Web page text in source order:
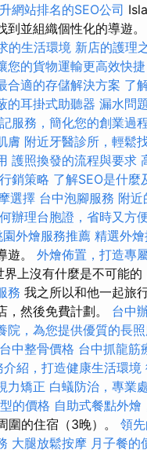
網站排名的SEO公司
並組織個性化的導遊
的生活環境 新店的護理
您的貨物運輸更高效快捷
合適的存儲解決方案 了
的耳掛式助聽器 漏水問
服務，簡化您的創業過
膚 附近牙醫診所，輕鬆
護照換發的流程與要求
銷策略 了解SEO是什麼
選擇 台中泡腳服務 附近
辦理台胞證，省時又方
園外燴服務推薦 精選外
遊。 外燴佈置，打造專
上沒有什麼是不可能
務 我之所以和他一起旅
然後免費計劃。 台中
院，為您提供優質的長
台中整骨價格 台中抓龍筋
紹，打造健康生活環境
力矯正 白蟻防治，專業
的價格 自助式餐點外燴
圍的住宿（3晚）。 領
大腿放鬆按摩 月子餐的